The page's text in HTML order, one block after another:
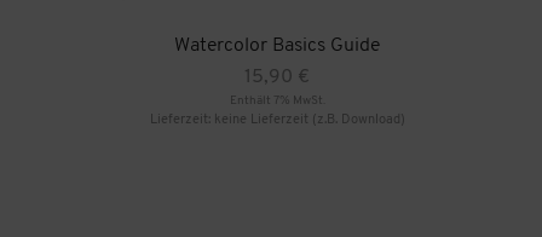
Watercolor Basics Guide
15,90 €
Enthält 7% MwSt.
Lieferzeit: keine Lieferzeit (z.B. Download)